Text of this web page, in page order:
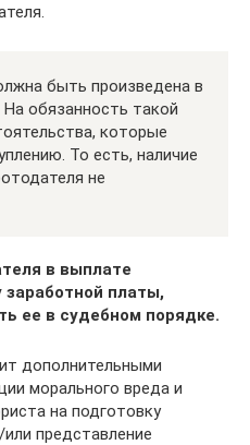
быть произведена в
обязанность такой
которые
То есть, наличие
не
в выплате
платы,
ее в судебном порядке.
дополнительными
морального вреда и
на подготовку
представление